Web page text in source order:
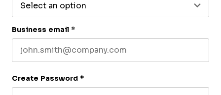
Business email *
Create Password *